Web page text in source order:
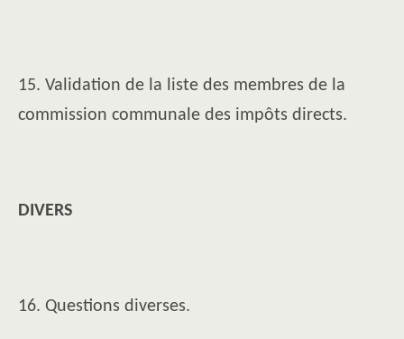
15. Validation de la liste des membres de la
commission communale des impôts directs.
DIVERS
16. Questions diverses.